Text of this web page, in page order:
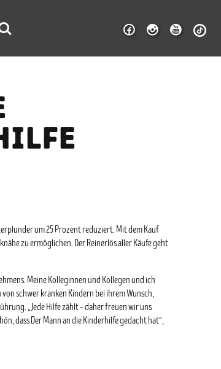
um 25 Prozent reduziert. Mit dem Kauf
zu ermöglichen. Der Reinerlös aller Käufe geht
Meine Kolleginnen und Kollegen und ich
schwer kranken Kindern bei ihrem Wunsch,
„Jede Hilfe zählt – daher freuen wir uns
dass Der Mann an die Kinderhilfe gedacht hat“,